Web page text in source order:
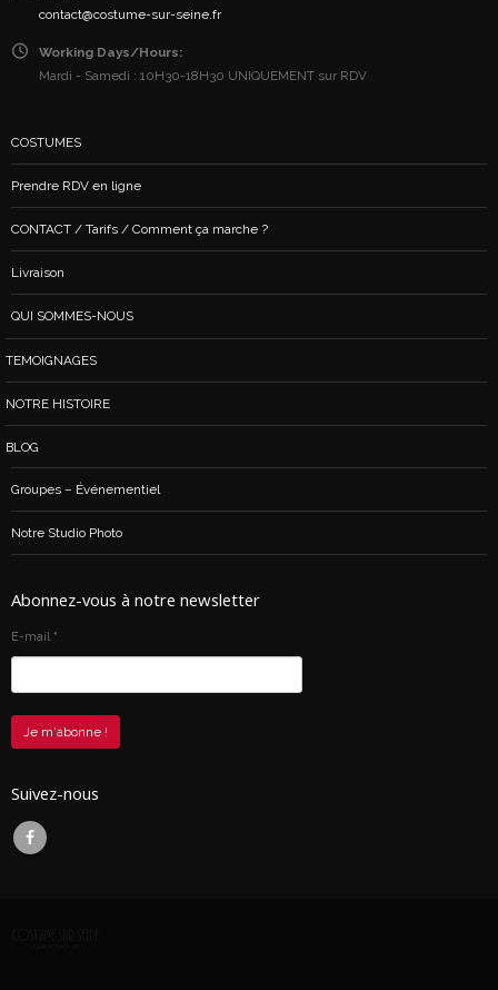
contact@costume-sur-seine.fr
Working Days/Hours:
Mardi - Samedi : 10H30-18H30 UNIQUEMENT sur RDV
COSTUMES
Prendre RDV en ligne
CONTACT / Tarifs / Comment ça marche ?
Livraison
QUI SOMMES-NOUS
TEMOIGNAGES
NOTRE HISTOIRE
BLOG
Groupes – Événementiel
Notre Studio Photo
Abonnez-vous à notre newsletter
E-mail *
Suivez-nous